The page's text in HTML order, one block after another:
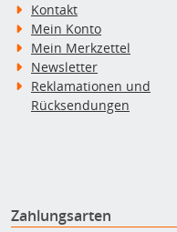
Kontakt
Mein Konto
Mein Merkzettel
Newsletter
Reklamationen und
Rücksendungen
Zahlungsarten